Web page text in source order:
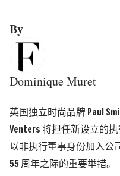
By
Dominique Muret
英国独立时尚品牌 Paul
Venters 将担任新设立的
以非执行董事身份加入公
55 周年之际的重要举措。